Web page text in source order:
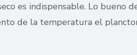
es indispensable. Lo bueno
de la temperatura el